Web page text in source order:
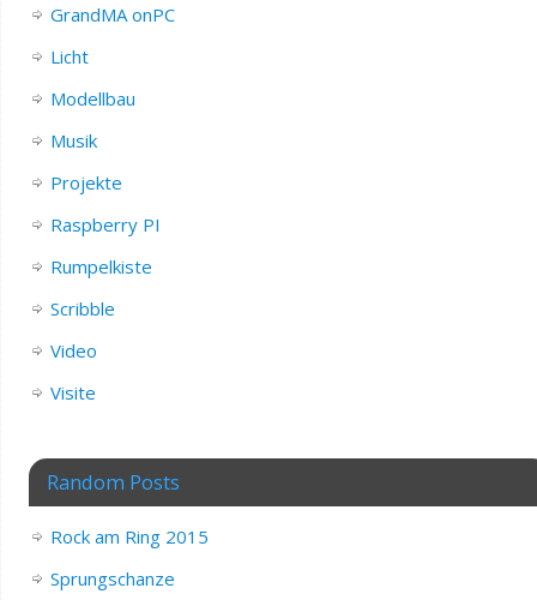
GrandMA onPC
Licht
Modellbau
Musik
Projekte
Raspberry PI
Rumpelkiste
Scribble
Video
Visite
Random Posts
Rock am Ring 2015
Sprungschanze